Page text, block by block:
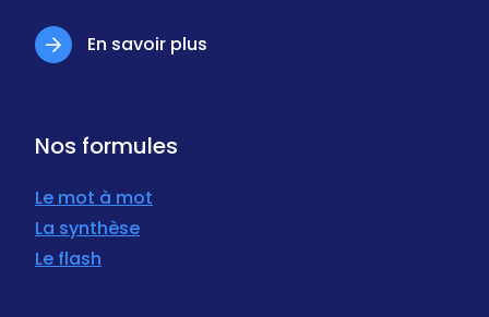
En savoir plus
Nos formules
Le mot à mot
La synthèse
Le flash